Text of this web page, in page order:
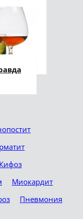
Кифоз
Миокардит
Пневмония